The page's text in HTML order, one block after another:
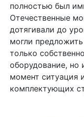
полностью был
Отечественные
дотягивали до
могли
только
оборудование, но
момент ситуация
комплектующих